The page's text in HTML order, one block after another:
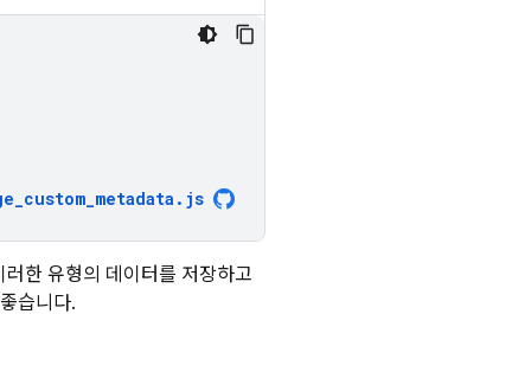
. js
한 유형의 데이터를 저장하고
습니다.